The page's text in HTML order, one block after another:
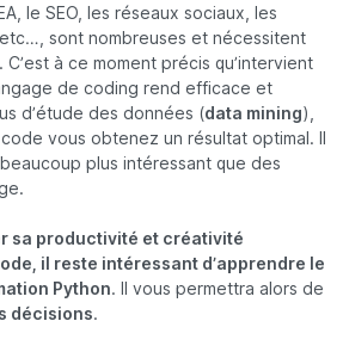
le SEO, les réseaux sociaux, les
sont nombreuses et nécessitent
à ce moment précis qu’intervient
de coding rend efficace et
d’étude des données (data mining),
vous obtenez un résultat optimal. Il
plus intéressant que des
sa productivité et créativité
il reste intéressant d’apprendre le
Python. Il vous permettra alors de
décisions.